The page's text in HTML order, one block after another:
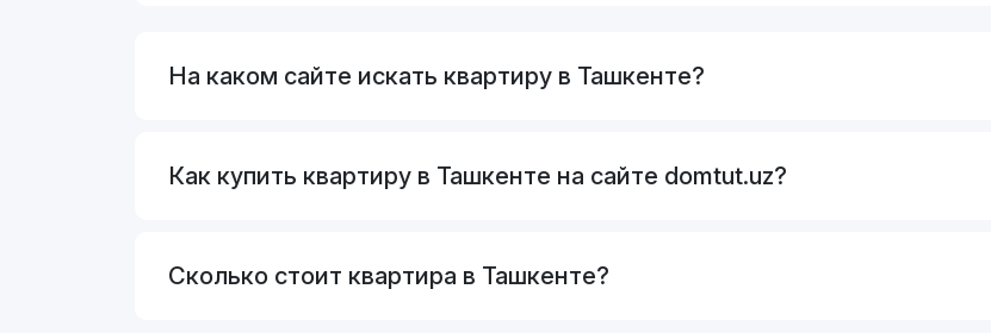
На каком сайте искать квартиру в Ташкенте?
Как купить квартиру в Ташкенте на сайте domtut.uz?
Сколько стоит квартира в Ташкенте?